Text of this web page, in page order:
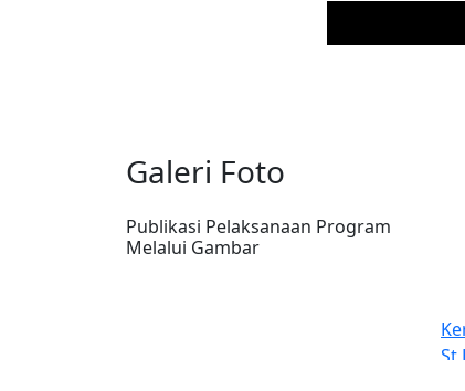
Mail
Galeri Foto
Publikasi Pelaksanaan Program
Melalui Gambar